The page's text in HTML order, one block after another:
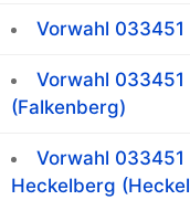
Vorwahl 033451
Vorwahl 033451
(Falkenberg)
Vorwahl
Heckelberg